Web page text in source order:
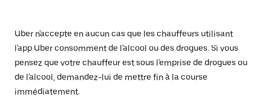
Uber n'accepte en aucun cas que les chauffeurs utilisant
l'app Uber consomment de l'alcool ou des drogues. Si vous
pensez que votre chauffeur est sous l'emprise de drogues ou
de l'alcool, demandez-lui de mettre fin à la course
immédiatement.